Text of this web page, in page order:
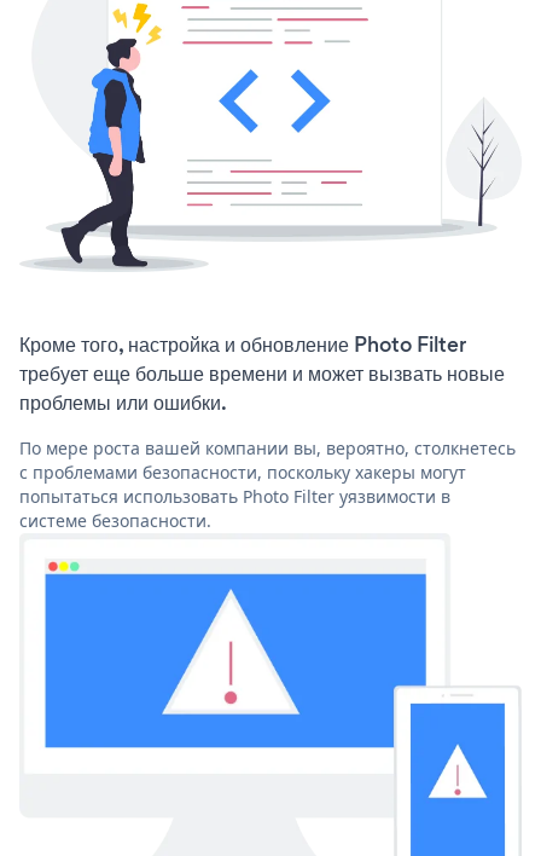
Кроме того, настройка и обновление Photo Filter
требует еще больше времени и может вызвать новые
проблемы или ошибки.
По мере роста вашей компании вы, вероятно, столкнетесь
с проблемами безопасности, поскольку хакеры могут
попытаться использовать Photo Filter уязвимости в
системе безопасности.